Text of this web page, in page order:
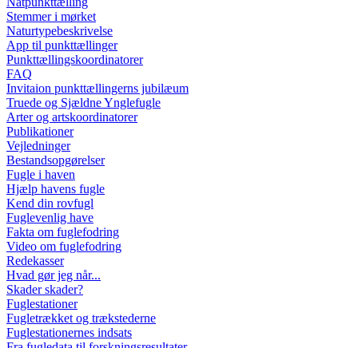
Stemmer i mørket
Naturtypebeskrivelse
App til punkttællinger
Punkttællingskoordinatorer
FAQ
Invitaion punkttællingerns jubilæum
Truede og Sjældne Ynglefugle
Arter og artskoordinatorer
Publikationer
Vejledninger
Bestandsopgørelser
Fugle i haven
Hjælp havens fugle
Kend din rovfugl
Fuglevenlig have
Fakta om fuglefodring
Video om fuglefodring
Redekasser
Hvad gør jeg når...
Skader skader?
Fuglestationer
Fugletrækket og trækstederne
Fuglestationernes indsats